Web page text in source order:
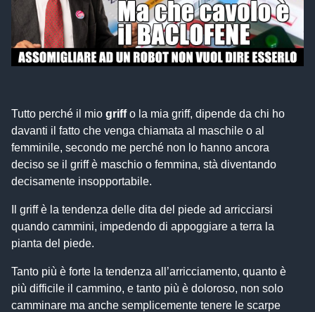
Tutto perché il mio griffo la mia griff, dipende da chi ho
davanti il fatto che venga chiamata al maschile o al
femminile, secondo me perché non lo hanno ancora
deciso se il griff è maschio o femmina, stà diventando
decisamente insopportabile.
Il griff è la tendenza delle dita del piede ad arricciarsi
quando cammini, impedendo di appoggiare a terra la
pianta del piede.
Tanto più è forte la tendenza all’arricciamento, quanto è
più difficile il cammino, e tanto più è doloroso, non solo
camminare ma anche semplicemente tenere le scarpe